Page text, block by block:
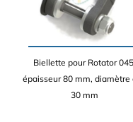
Biellette pour Rotator
épaisseur 80 mm, diamètre
30 mm